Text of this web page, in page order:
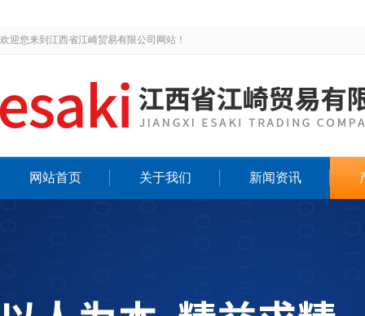
欢迎您来到江西省江崎贸易有限公司网站！
网站首页 关于我们 新闻资讯